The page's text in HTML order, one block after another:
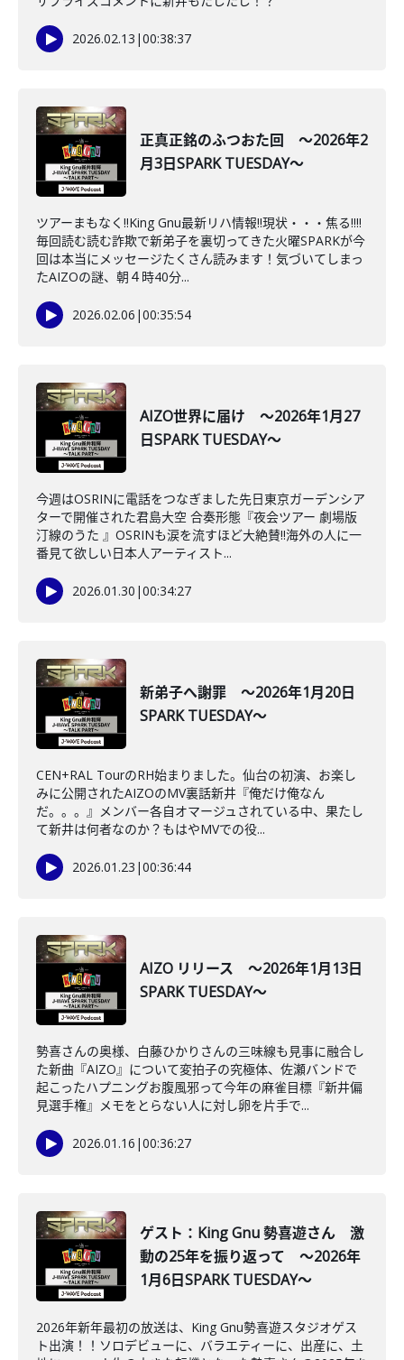
2026.02.13 |00:38:37
正真正銘のふつおた回 ～2026年2
月3日SPARK TUESDAY～
ツアーまもなく‼King Gnu最新リハ情報‼現状・・・焦る‼‼
毎回読む読む詐欺で新弟子を裏切ってきた火曜SPARKが今
回は本当にメッセージたくさん読みます！気づいてしまっ
たAIZOの謎、朝４時40分...
2026.02.06 |00:35:54
AIZO世界に届け ～2026年1月27
日SPARK TUESDAY～
今週はOSRINに電話をつなぎました先日東京ガーデンシア
ターで開催された君島大空 合奏形態『夜会ツアー 劇場版
汀線のうた 』OSRINも涙を流すほど大絶賛‼海外の人に一
番見て欲しい日本人アーティスト...
2026.01.30 |00:34:27
新弟子へ謝罪 ～2026年1月20日
SPARK TUESDAY～
CEN+RAL TourのRH始まりました。仙台の初演、お楽し
みに公開されたAIZOのMV裏話新井『俺だけ俺なん
だ。。。』メンバー各自オマージュされている中、果たし
て新井は何者なのか？もはやMVでの役...
2026.01.23 |00:36:44
AIZO リリース ～2026年1月13日
SPARK TUESDAY～
勢喜さんの奥様、白藤ひかりさんの三味線も見事に融合し
た新曲『AIZO』について変拍子の究極体、佐瀬バンドで
起こったハプニングお腹風邪って今年の麻雀目標『新井偏
見選手権』メモをとらない人に対し卵を片手で...
2026.01.16 |00:36:27
ゲスト：King Gnu 勢喜遊さん 激
動の25年を振り返って ～2026年
1月6日SPARK TUESDAY～
2026年新年最初の放送は、King Gnu勢喜遊スタジオゲス
ト出演！！ソロデビューに、バラエティーに、出産に、土